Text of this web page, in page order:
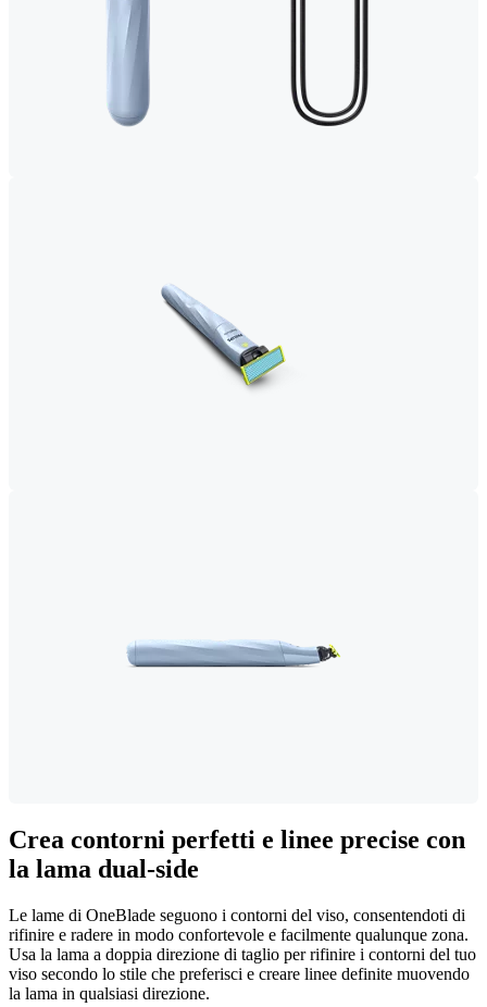
Crea contorni perfetti e linee precise con
la lama dual-side
Le lame di OneBlade seguono i contorni del viso, consentendoti di
rifinire e radere in modo confortevole e facilmente qualunque zona.
Usa la lama a doppia direzione di taglio per rifinire i contorni del tuo
viso secondo lo stile che preferisci e creare linee definite muovendo
la lama in qualsiasi direzione.